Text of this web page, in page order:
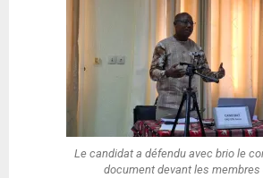
Le candidat a défendu avec brio le
document devant les membres